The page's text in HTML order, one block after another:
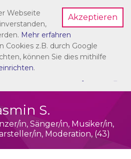
Dein Account
S.
in, Sänger/in, Musiker/in,
in, Moderation, (43)
Akzeptieren
Webseite
Mehr erfahren
Cookies z.B. durch Google
können Sie dies mithilfe
.